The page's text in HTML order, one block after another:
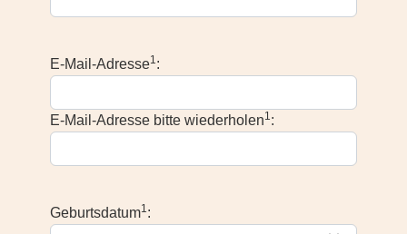
E-Mail-Adresse1:
E-Mail-Adresse bitte wiederholen1:
Geburtsdatum1: